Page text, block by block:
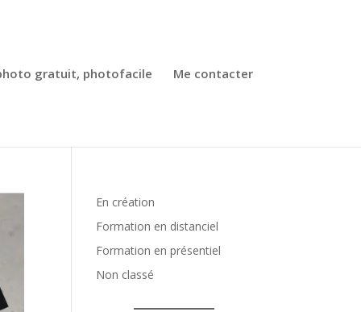
gratuit, photofacile Me contacter
En création
Formation en distanciel
Formation en présentiel
Non classé